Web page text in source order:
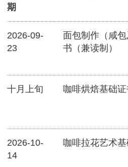
期
2026-09-
23
面包制作（咸
书（兼读制）
十月上旬 咖啡烘焙基础
2026-10-
14
咖啡拉花艺术